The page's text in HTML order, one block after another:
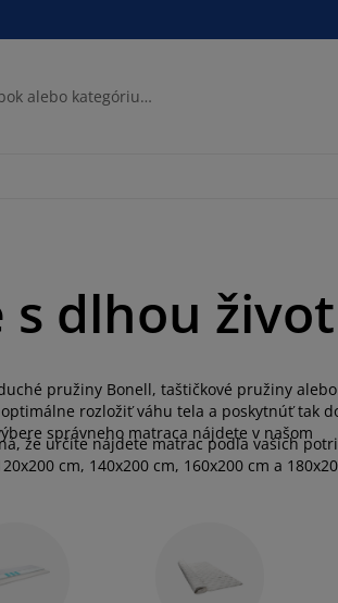
dlhou
pružiny Bonell, taštičkové pružiny alebo
rozložiť váhu tela a poskytnúť tak
správneho matraca nájdete v našom
že určite nájdete matrac podľa vašich
cm, 140x200 cm, 160x200 cm a